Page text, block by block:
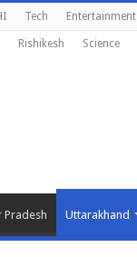
Tech Entertainment
Rishikesh Science
Pradesh Uttarakhand